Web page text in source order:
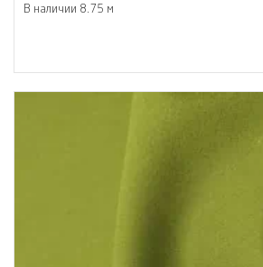
В наличии 8.75 м